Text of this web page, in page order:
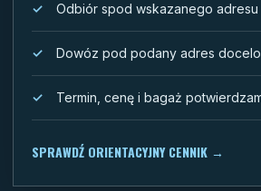
Odbiór spod wskazanego adresu
Dowóz pod podany adres
Termin, cenę i bagaż
SPRAWDŹ ORIENTACYJNY CENNIK →